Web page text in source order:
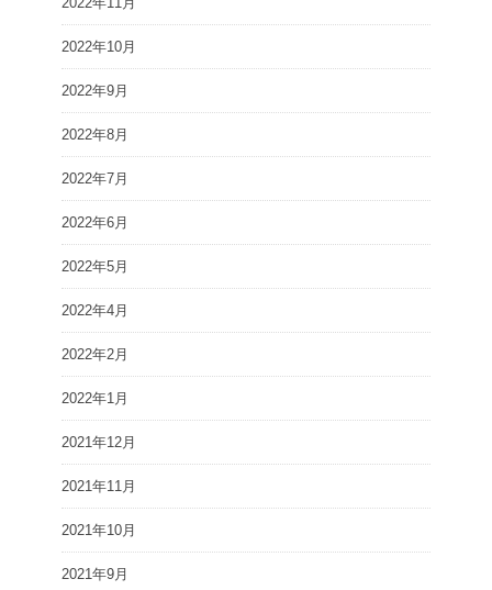
2022年10月
2022年9月
2022年8月
2022年7月
2022年6月
2022年5月
2022年4月
2022年2月
2022年1月
2021年12月
2021年11月
2021年10月
2021年9月